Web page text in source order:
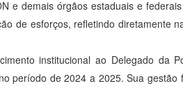
e demais órgãos estaduais e
de esforços, refletindo diretamente
institucional ao Delegado da
período de 2024 a 2025. Sua